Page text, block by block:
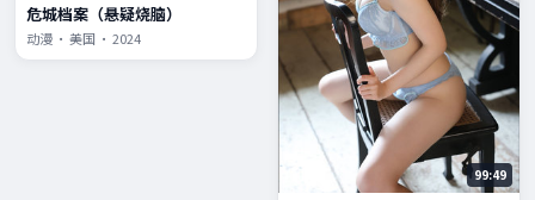
危城档案（悬疑烧脑）
动漫 · 美国 · 2024
99:49